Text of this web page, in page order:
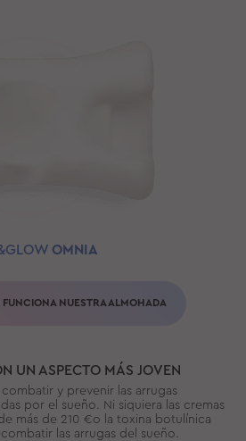
UN ASPECTO MÁS JOVEN
combatir y prevenir las arrugas
por el sueño. Ni siquiera las cremas
más de 210 €o la toxina botulínica
las arrugas del sueño.
OMNIA
FUNCIONA NUESTRA ALMOHADA